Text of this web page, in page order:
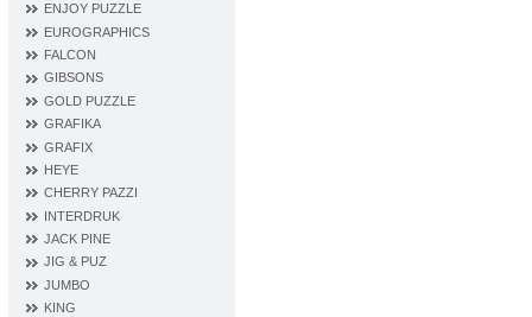
ENJOY PUZZLE
EUROGRAPHICS
FALCON
GIBSONS
GOLD PUZZLE
GRAFIKA
GRAFIX
HEYE
CHERRY PAZZI
INTERDRUK
JACK PINE
JIG & PUZ
JUMBO
KING